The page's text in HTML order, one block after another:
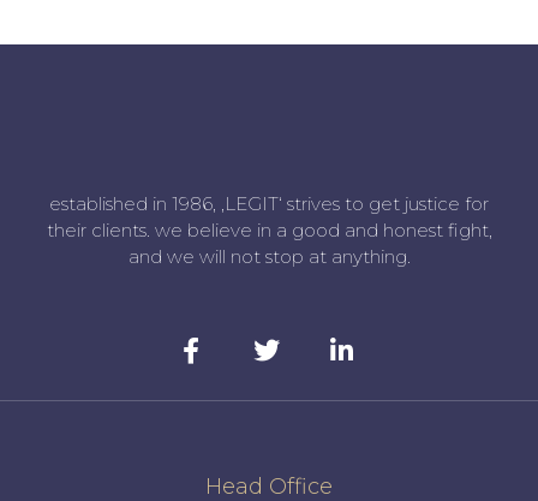
established in 1986, ‚LEGIT‘ strives to get justice for
their clients. we believe in a good and honest fight,
and we will not stop at anything.
Head Office